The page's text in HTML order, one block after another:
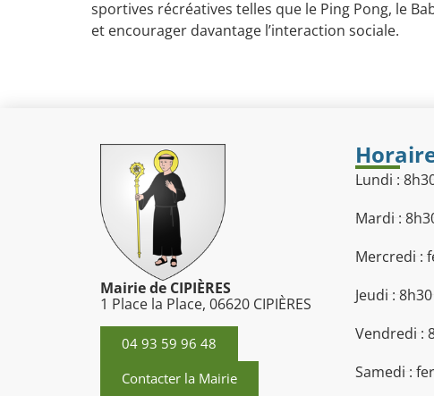
sportives récréatives telles que le Ping Pong, le
et encourager davantage l’interaction sociale.
Mairie de CIPIÈRES
1 Place la Place, 06620 CIPIÈRES
04 93 59 96 48
Contacter la Mairie
Lundi :
Mardi :
Mercredi :
Jeudi :
Vendredi :
Samedi :